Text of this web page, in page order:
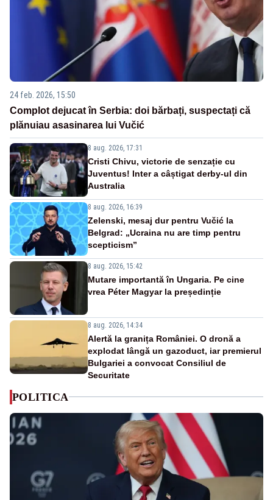
24 feb. 2026, 15:50
Complot dejucat în Serbia: doi bărbați, suspectați că
plănuiau asasinarea lui Vučić
8 aug. 2026, 17:31
Cristi Chivu, victorie de senzație cu
Juventus! Inter a câștigat derby-ul din
Australia
8 aug. 2026, 16:39
Zelenski, mesaj dur pentru Vučić la
Belgrad: „Ucraina nu are timp pentru
scepticism”
8 aug. 2026, 15:42
Mutare importantă în Ungaria. Pe cine
vrea Péter Magyar la președinție
8 aug. 2026, 14:34
Alertă la granița României. O dronă a
explodat lângă un gazoduct, iar premierul
Bulgariei a convocat Consiliul de
Securitate
POLITICA